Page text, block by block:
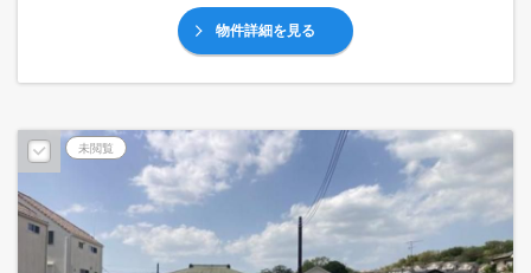
物件詳細を見る
未閲覧